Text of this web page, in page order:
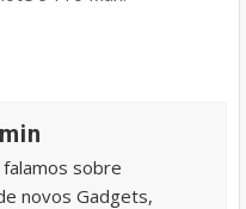
sobre
novos Gadgets,